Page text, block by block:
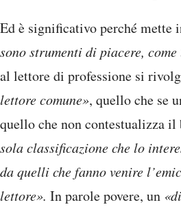
Ed è significativo perché mette
sono strumenti di piacere,
al lettore di professione si
lettore comune», quello che se
quello che non contestualizza
sola classificazione che lo
da quelli che fanno venire
lettore». In parole povere, un